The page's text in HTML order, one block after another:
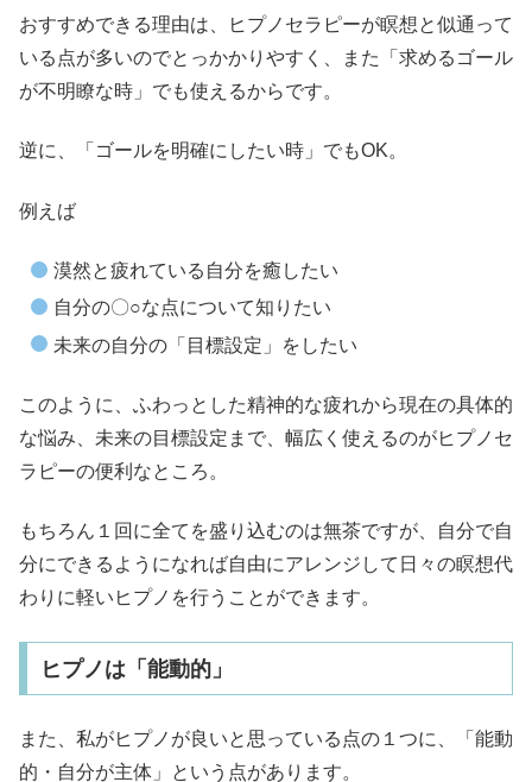
おすすめできる理由は、ヒプノセラピーが瞑想と似通って
いる点が多いのでとっかかりやすく、また「求めるゴール
が不明瞭な時」でも使えるからです。
逆に、「ゴールを明確にしたい時」でもOK。
例えば
漠然と疲れている自分を癒したい
自分の〇○な点について知りたい
未来の自分の「目標設定」をしたい
このように、ふわっとした精神的な疲れから現在の具体的
な悩み、未来の目標設定まで、幅広く使えるのがヒプノセ
ラピーの便利なところ。
もちろん１回に全てを盛り込むのは無茶ですが、自分で自
分にできるようになれば自由にアレンジして日々の瞑想代
わりに軽いヒプノを行うことができます。
ヒプノは「能動的」
また、私がヒプノが良いと思っている点の１つに、「能動
的・自分が主体」という点があります。